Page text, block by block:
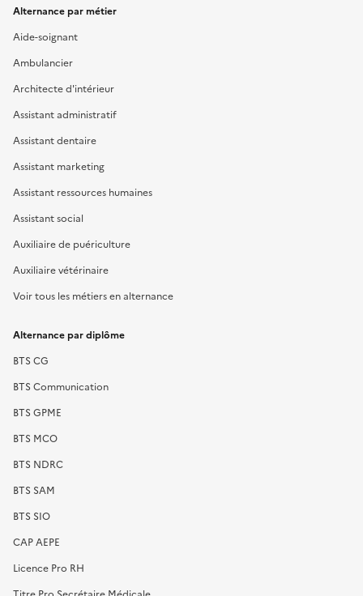
Alternance par métier
Aide-soignant
Ambulancier
Architecte d'intérieur
Assistant administratif
Assistant dentaire
Assistant marketing
Assistant ressources humaines
Assistant social
Auxiliaire de puériculture
Auxiliaire vétérinaire
Voir tous les métiers en alternance
Alternance par diplôme
BTS CG
BTS Communication
BTS GPME
BTS MCO
BTS NDRC
BTS SAM
BTS SIO
CAP AEPE
Licence Pro RH
Titre Pro Secrétaire Médicale